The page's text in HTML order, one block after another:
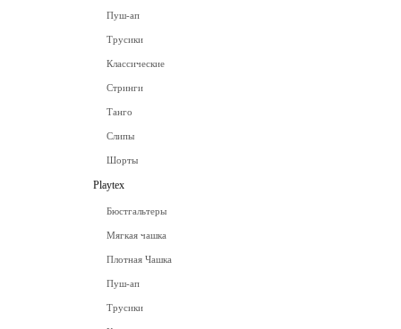
Пуш-ап
Трусики
Классические
Стринги
Танго
Слипы
Шорты
Playtex
Бюстгальтеры
Мягкая чашка
Плотная Чашка
Пуш-ап
Трусики